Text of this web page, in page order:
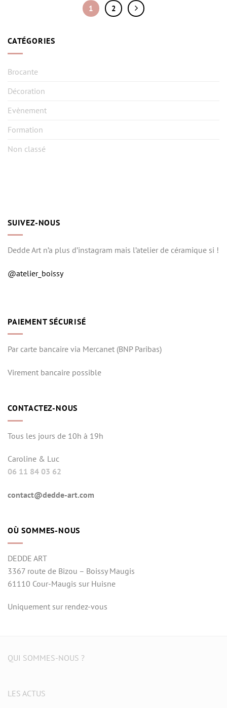
1 2
CATÉGORIES
Brocante
Décoration
Evènement
Formation
Non classé
SUIVEZ-NOUS
Dedde Art n’a plus d’instagram mais l’atelier de céramique si !
@atelier_boissy
PAIEMENT SÉCURISÉ
Par carte bancaire via Mercanet (BNP Paribas)
Virement bancaire possible
CONTACTEZ-NOUS
Tous les jours de 10h à 19h
Caroline & Luc
06 11 84 03 62
contact@dedde-art.com
OÙ SOMMES-NOUS
DEDDE ART
3367 route de Bizou – Boissy Maugis
61110 Cour-Maugis sur Huisne
Uniquement sur rendez-vous
QUI SOMMES-NOUS ?
LES ACTUS